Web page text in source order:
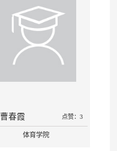
曹春霞 点赞：3
体育学院